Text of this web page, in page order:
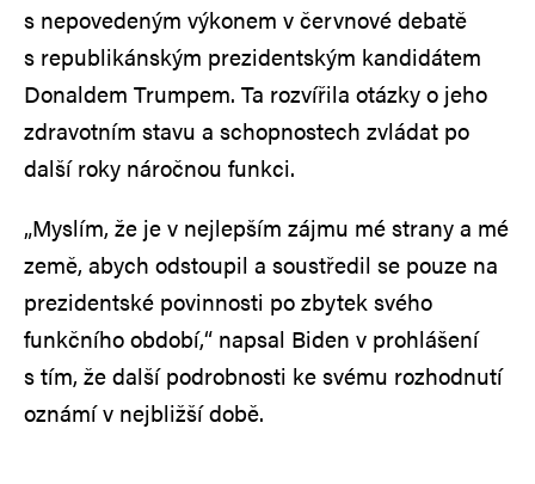
s nepovedeným výkonem v červnové debatě
s republikánským prezidentským kandidátem
Donaldem Trumpem. Ta rozvířila otázky o jeho
zdravotním stavu a schopnostech zvládat po
další roky náročnou funkci.
„Myslím, že je v nejlepším zájmu mé strany a mé
země, abych odstoupil a soustředil se pouze na
prezidentské povinnosti po zbytek svého
funkčního období,“ napsal Biden v prohlášení
s tím, že další podrobnosti ke svému rozhodnutí
oznámí v nejbližší době.